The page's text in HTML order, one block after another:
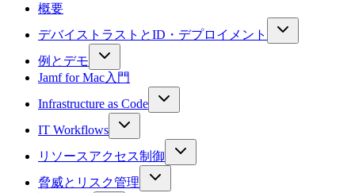
概要
デバイストラストとID・デプロイメント
例とデモ
Jamf for Mac入門
Infrastructure as Code
IT Workflows
リソースアクセス制御
脅威とリスク管理